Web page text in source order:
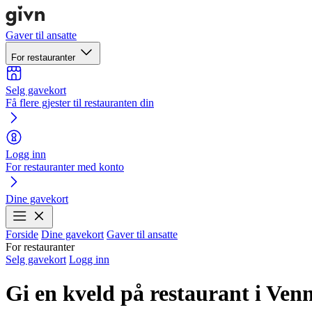
Gaver til ansatte
For restauranter
Selg gavekort
Få flere gjester til restauranten din
Logg inn
For restauranter med konto
Dine gavekort
Forside Dine gavekort Gaver til ansatte
For restauranter
Selg gavekort Logg inn
Gi en kveld på restaurant i